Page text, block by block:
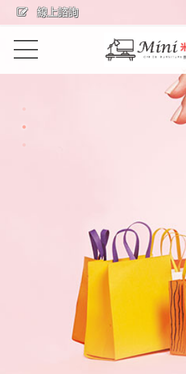
線上諮詢